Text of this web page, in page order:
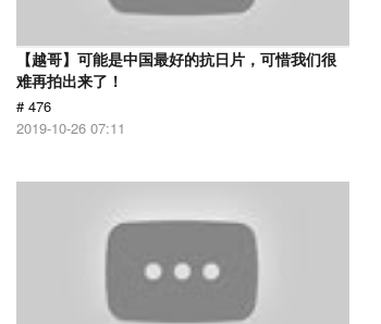
【越哥】可能是中国最好的抗日片，可惜我们很
难再拍出来了！
# 476
2019-10-26 07:11